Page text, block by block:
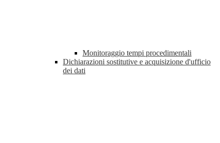
Monitoraggio tempi procedimentali
Dichiarazioni sostitutive e acquisizione d'ufficio
dei dati